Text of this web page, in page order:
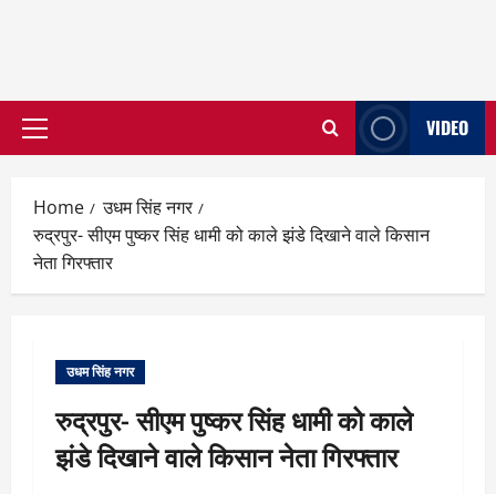
Primary
VIDEO
Home
उधम सिंह नगर
रुद्रपुर- सीएम पुष्कर सिंह धामी को काले झंडे दिखाने वाले किसान
नेता गिरफ्तार
उधम सिंह नगर
रुद्रपुर- सीएम पुष्कर सिंह धामी को काले
झंडे दिखाने वाले किसान नेता गिरफ्तार